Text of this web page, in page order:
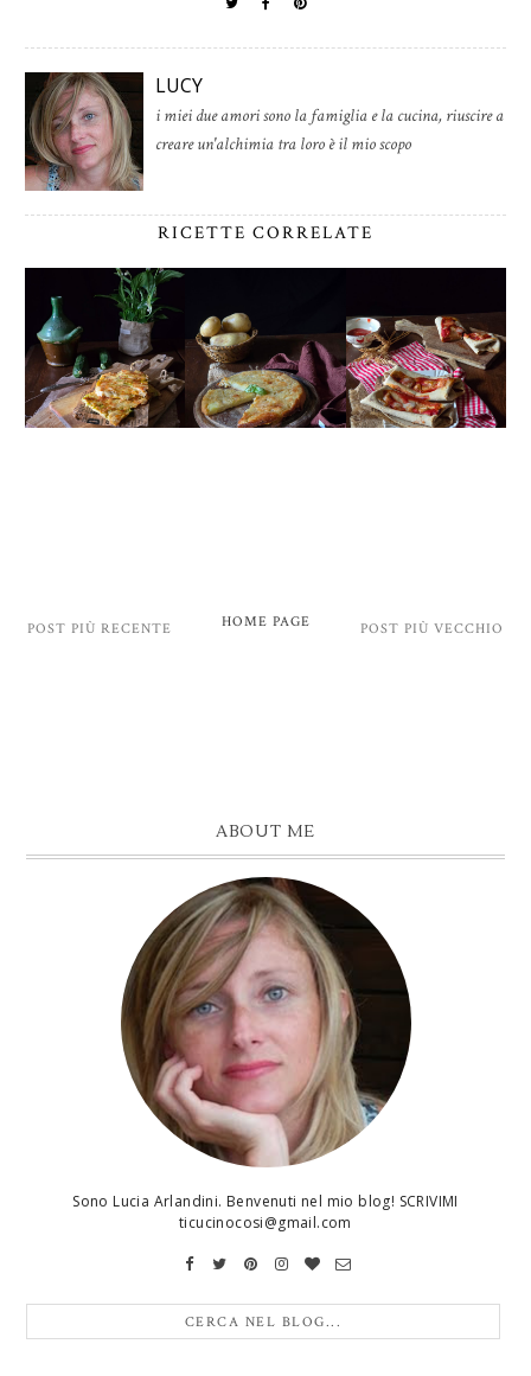
LUCY
i miei due amori sono la famiglia e la cucina, riuscire a
creare un'alchimia tra loro è il mio scopo
RICETTE CORRELATE
POST PIÙ RECENTE POST PIÙ VECCHIO
HOME PAGE
ABOUT ME
Sono Lucia Arlandini. Benvenuti nel mio blog! SCRIVIMI
ticucinocosi@gmail.com